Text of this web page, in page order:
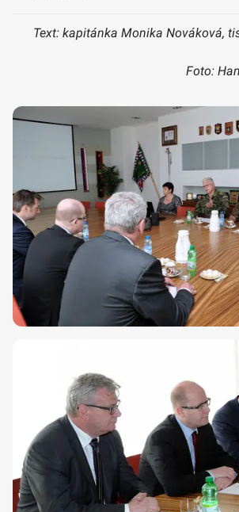
Text: kapitánka Monika Nováková,
Foto: